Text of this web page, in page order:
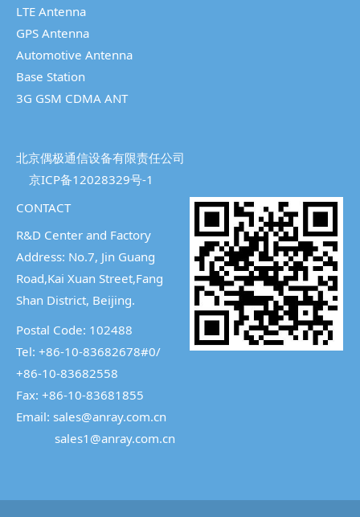
LTE Antenna
GPS Antenna
Automotive Antenna
Base Station
3G GSM CDMA ANT
北京偶极通信设备有限责任公司
京ICP备12028329号-1
CONTACT
R&D Center and Factory
Address: No.7, Jin Guang
Road,Kai Xuan Street,Fang
Shan District, Beijing.
Postal Code: 102488
Tel: +86-10-83682678#0/
+86-10-83682558
Fax: +86-10-83681855
Email: sales@anray.com.cn
sales1@anray.com.cn